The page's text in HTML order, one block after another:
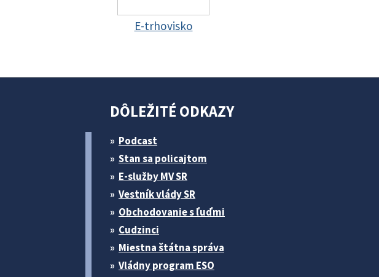
E-trhovisko
DÔLEŽITÉ ODKAZY
Podcast
Stan sa policajtom
E-služby MV SR
Vestník vlády SR
Obchodovanie s ľuďmi
Cudzinci
Miestna štátna správa
Vládny program ESO